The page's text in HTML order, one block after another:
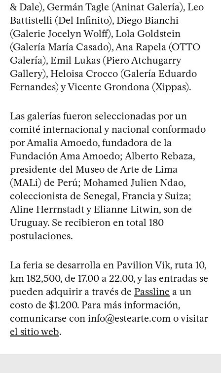
& Dale), Germán Tagle (Aninat Galería), Leo
Battistelli (Del Infinito), Diego Bianchi
(Galerie Jocelyn Wolff), Lola Goldstein
(Galería María Casado), Ana Rapela (OTTO
Galería), Emil Lukas (Piero Atchugarry
Gallery), Heloisa Crocco (Galería Eduardo
Fernandes) y Vicente Grondona (Xippas).
Las galerías fueron seleccionadas por un
comité internacional y nacional conformado
por Amalia Amoedo, fundadora de la
Fundación Ama Amoedo; Alberto Rebaza,
presidente del Museo de Arte de Lima
(MALi) de Perú; Mohamed Julien Ndao,
coleccionista de Senegal, Francia y Suiza;
Aline Herrnstadt y Elianne Litwin, son de
Uruguay. Se recibieron en total 180
postulaciones.
La feria se desarrolla en Pavilion Vik, ruta 10,
km 182,500, de 17.00 a 22.00, y las entradas se
pueden adquirir a través de Passline a un
costo de $1.200. Para más información,
comunicarse con info@estearte.com o visitar
el sitio web.